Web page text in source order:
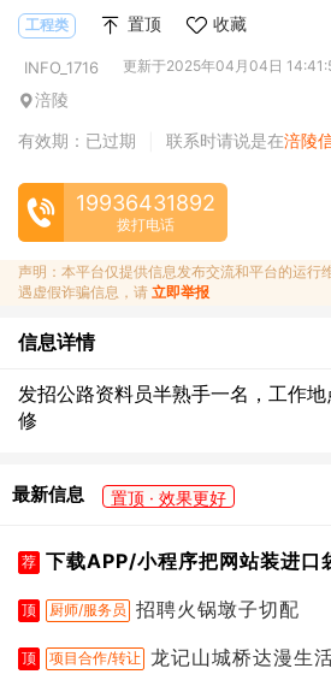
工程类 置顶 收藏
INFO_1716 更新于2025年04月04日
涪陵
有效期：已过期
联系时请说是在涪陵
19936431892
拨打电话
声明：本平台仅提供信息发布交流和平台的运行
遇虚假诈骗信息，请 立即举报
信息详情
发招公路资料员半熟手一名，工作
修
最新信息 置顶 · 效果更好
荐 下载APP/小程序把网站装进口
顶 厨师/服务员 招聘火锅墩子切配
顶 项目合作/转让 龙记山城桥达漫生